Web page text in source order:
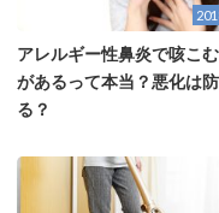
アレルギー性鼻炎で咳こ
があるって本当？悪化は
る？